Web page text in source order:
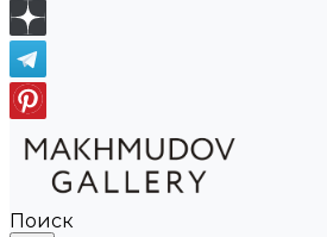
Поиск